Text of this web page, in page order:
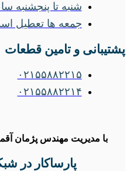
شنبه تا پنجشنبه ساعت
جمعه ها تعطیل
پشتیبانی و تامین قطعات
۰۲۱۵۵۸۸۲۲۱۵
۰۲۱۵۵۸۸۲۲۱۴
با مدیریت مهندس پژمان
پارساکار در